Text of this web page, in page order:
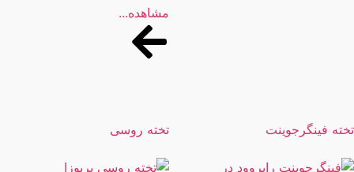
مشاهده...
فینگرجوینت تخته روسی